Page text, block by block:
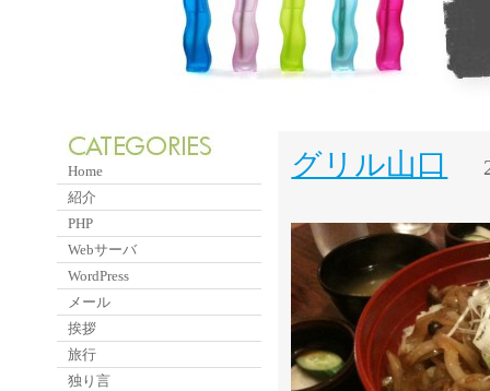
グリル山口
Home
紹介
PHP
Webサーバ
WordPress
メール
挨拶
旅行
独り言